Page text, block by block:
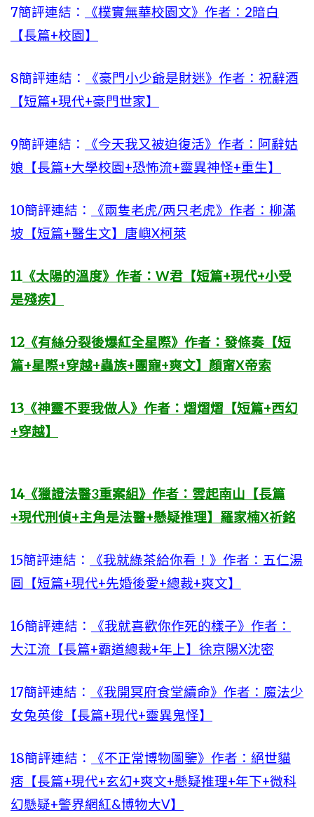
7簡評連結：
《樸實無華校園文》作者：2暗白
【長篇+校園】
8簡評連結：
《豪門小少爺是財迷》作者：祝辭酒
【短篇+現代+豪門世家】
9簡評連結：
《今天我又被迫復活》作者：阿辭姑
娘【長篇+大學校園+恐怖流+靈異神怪+重生】
10簡評連結：
《兩隻老虎/两只老虎》作者：柳滿
坡【短篇+醫生文】唐嶼X柯萊
11 《太陽的溫度》作者：W君【短篇+現代+小受
是殘疾】
12 《有絲分裂後爆紅全星際》作者：發條奏【短
篇+星際+穿越+蟲族+團寵+爽文】顏甯X帝索
13 《神靈不要我做人》作者：熠熠熠【短篇+西幻
+穿越】
14《獵證法醫3重案組》作者：雲起南山【長篇
+現代刑偵+主角是法醫+懸疑推理】羅家楠X祈銘
15簡評連結：
《我就綠茶給你看！》作者：五仁湯
圓【短篇+現代+先婚後愛+總裁+爽文】
16簡評連結：
《我就喜歡你作死的樣子》作者：
大江流【長篇+霸道總裁+年上】徐京陽X沈密
17簡評連結：
《我開冥府食堂續命》作者：魔法少
女兔英俊【長篇+現代+靈異鬼怪】
18簡評連結：
《不正常博物圖鑒》作者：絕世貓
痞【長篇+現代+玄幻+爽文+懸疑推理+年下+微科
幻懸疑+警界網紅&博物大V】